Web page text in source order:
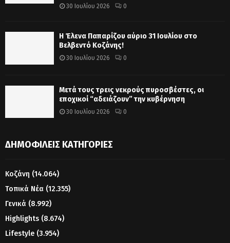
30 Ιουλίου 2026 0
Η Έλενα Παπαρίζου αύριο 31 Ιουλίου στο
Βελβεντό Κοζάνης!
30 Ιουλίου 2026 0
Μετά τους τρεις νεκρούς πυροσβέστες, οι
εποχικοί “αδειάζουν” την κυβέρνηση
30 Ιουλίου 2026 0
ΔΗΜΟΦΙΛΕΊΣ ΚΑΤΗΓΟΡΊΕΣ
Κοζάνη (14.064)
Τοπικά Νέα (12.355)
Γενικά (8.992)
Highlights (8.674)
Lifestyle (3.954)